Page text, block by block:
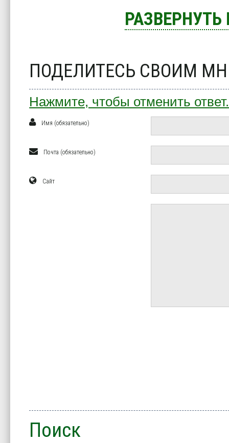
ПОДЕЛИТЕСЬ СВОИМ
Нажмите, чтобы отменить ответ.
Имя (обязательно)
Почта (обязательно)
Сайт
Поиск